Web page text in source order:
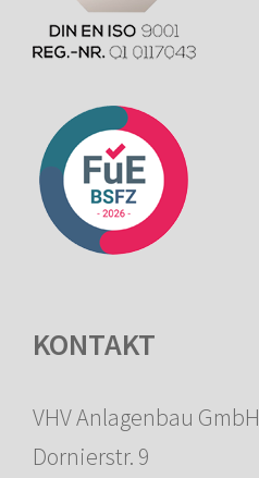
KONTAKT
VHV Anlagenbau GmbH
Dornierstr. 9